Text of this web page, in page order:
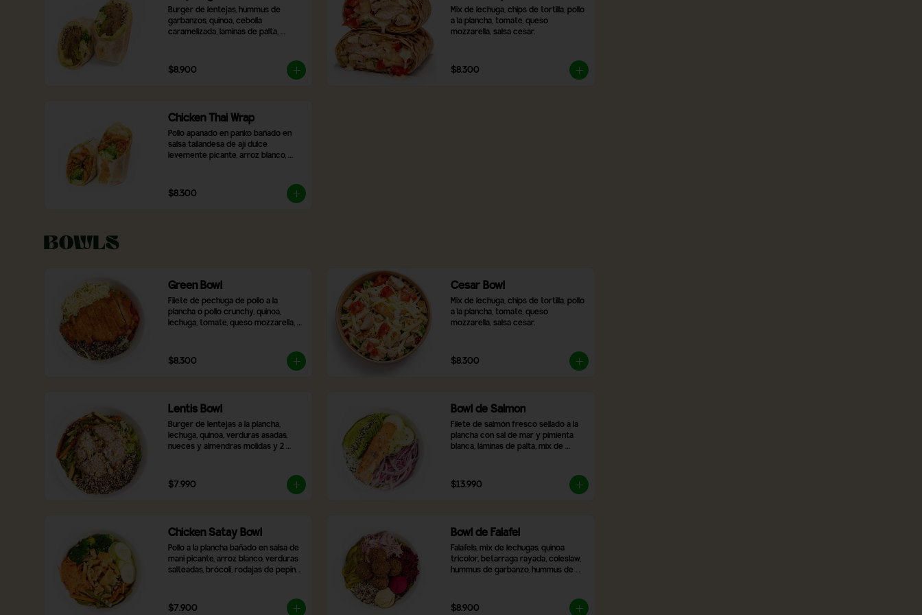
Burger de lentejas, hummus de
garbanzos, quínoa, cebolla
caramelizada, laminas de palta,
$8.900
Mix de lechuga, chips de tortilla, pollo
a la plancha, tomate, queso
mozzarella, salsa cesar.
$8.300
Chicken Thai Wrap
Pollo apanado en panko bañado en
salsa tailandesa de ají dulce
levemente picante, arroz blanco,
$8.300
Bowls
Green Bowl
Filete de pechuga de pollo a la
plancha o pollo crunchy, quinoa,
lechuga, tomate, queso mozzarella,
$8.300
Cesar Bowl
Mix de lechuga, chips de tortilla, pollo
a la plancha, tomate, queso
mozzarella, salsa cesar.
$8.300
Lentis Bowl
Burger de lentejas a la plancha,
lechuga, quinoa, verduras asadas,
nueces y almendras molidas y 2
$7.990
Bowl de Salmon
Filete de salmón fresco sellado a la
plancha con sal de mar y pimienta
blanca, láminas de palta, mix de
topping de semillas de sésamo
tostado.
$13.990
Chicken Satay Bowl
Pollo a la plancha bañado en salsa de
mani picante, arroz blanco, verduras
salteadas, brócoli, rodajas de pepino,
$7.900
Bowl de Falafel
Falafels, mix de lechugas, quinoa
tricolor, betarraga rayada, coleslaw,
hummus de garbanzo, hummus de
$8.900